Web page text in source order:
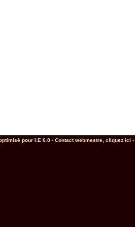
pour I.E 6.0 - Contact webmestre, cliquez ici -